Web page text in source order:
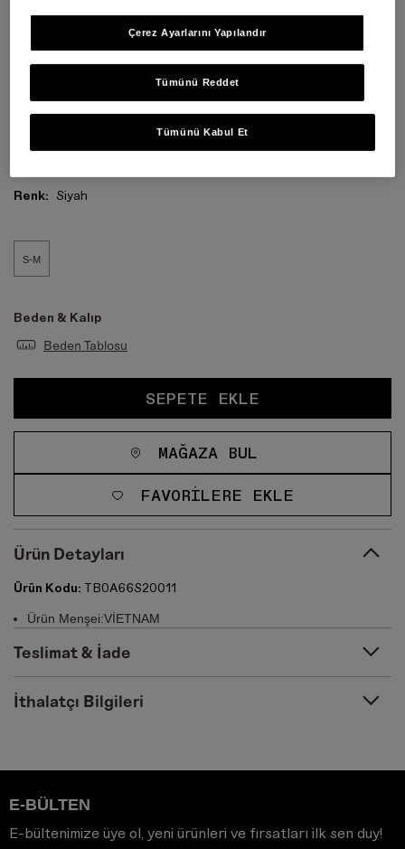
Renk: Siyah
S-M
Beden & Kalıp
Beden Tablosu
SEPETE EKLE
MAĞAZA BUL
FAVORILERE EKLE
Ürün Detayları
Ürün Kodu: TB0A66S20011
Ürün Menşei:VİETNAM
Teslimat & İade
İthalatçı Bilgileri
E-BÜLTEN
E-bültenimize üye ol, yeni ürünleri ve fırsatları ilk sen duy!
Tümünü Reddet
Tümünü Kabul Et
Çerez Ayarlarını Yapılandır